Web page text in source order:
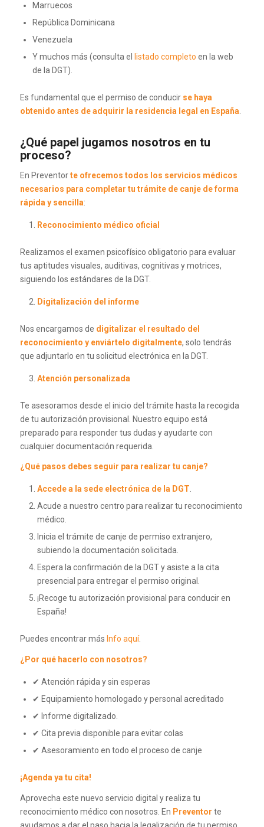
Marruecos
República Dominicana
Venezuela
Y muchos más (consulta el
listado completo en la web
de la DGT).
Es fundamental que el permiso de conducir se haya
obtenido antes de adquirir la residencia legal en España
¿Qué papel jugamos nosotros en tu
proceso?
En Preventorte ofrecemos todos los servicios médicos
necesarios para completar tu trámite de canje de forma
rápida y sencilla:
Reconocimiento médico oficial
Realizamos el examen psicofísico obligatorio para evaluar
tus aptitudes visuales, auditivas, cognitivas y motrices,
siguiendo los estándares de la DGT.
Digitalización del informe
Nos encargamos de digitalizar el resultado del
reconocimiento y enviártelo digitalmente, solo tendrás
que adjuntarlo en tu solicitud electrónica en la DGT.
Atención personalizada
Te asesoramos desde el inicio del trámite hasta la recogida
de tu autorización provisional. Nuestro equipo está
preparado para responder tus dudas y ayudarte con
cualquier documentación requerida.
¿Qué pasos debes seguir para realizar tu canje?
Accede a la sede electrónica de la DGT.
Acude a nuestro centro para realizar tu reconocimiento
médico.
Inicia el trámite de canje de permiso extranjero,
subiendo la documentación solicitada.
Espera la confirmación de la DGT y asiste a la cita
presencial para entregar el permiso original.
¡Recoge tu autorización provisional para conducir en
España!
Puedes encontrar más Info aquí.
¿Por qué hacerlo con nosotros?
✔ Atención rápida y sin esperas
✔ Equipamiento homologado y personal acreditado
✔ Informe digitalizado.
✔ Cita previa disponible para evitar colas
✔ Asesoramiento en todo el proceso de canje
¡Agenda ya tu cita!
Aprovecha este nuevo servicio digital y realiza tu
reconocimiento médico con nosotros. En Preventor te